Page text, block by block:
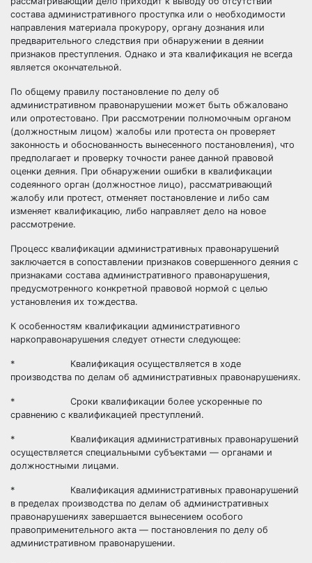
состава административного проступка или о необходимости
направления материала прокурору, органу дознания или
предварительного следствия при обнаружении в деянии
признаков преступления. Однако и эта квалификация не всегда
является окончательной.
По общему правилу постановление по делу об
административном правонарушении может быть обжаловано
или опротестовано. При рассмотрении полномочным органом
(должностным лицом) жалобы или протеста он проверяет
законность и обоснованность вынесенного постановления), что
предполагает и проверку точности ранее данной правовой
оценки деяния. При обнаружении ошибки в квалификации
содеянного орган (должностное лицо), рассматривающий
жалобу или протест, отменяет постановление и либо сам
изменяет квалификацию, либо направляет дело на новое
рассмотрение.
Процесс квалификации административных правонарушений
заключается в сопоставлении признаков совершенного деяния с
признаками состава административного правонарушения,
предусмотренного конкретной правовой нормой с целью
установления их тождества.
К особенностям квалификации административного
наркоправонарушения следует отнести следующее:
* Квалификация осуществляется в ходе
производства по делам об административных правонарушениях.
* Сроки квалификации более ускоренные по
сравнению с квалификацией преступлений.
* Квалификация административных правонарушений
осуществляется специальными субъектами — органами и
должностными лицами.
* Квалификация административных правонарушений
в пределах производства по делам об административных
правонарушениях завершается вынесением особого
правоприменительного акта — постановления по делу об
административном правонарушении.